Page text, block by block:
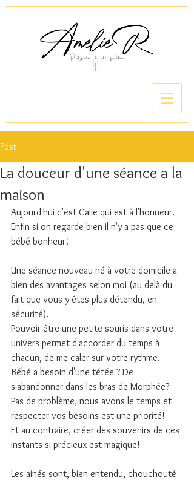
Post
La douceur d'une séance a la
maison
Aujourd'hui c'est Calie qui est à l'honneur.
Enfin si on regarde bien il n'y a pas que ce
bébé bonheur!
Une séance nouveau né à votre domicile a
bien des avantages selon moi (au delà du
fait que vous y êtes plus détendu, en
sécurité).
Pouvoir être une petite souris dans votre
univers permet d'accorder du temps à
chacun, de me caler sur votre rythme.
Bébé a besoin d'une tétée ? De
s'abandonner dans les bras de Morphée?
Pas de problème, nous avons le temps et
respecter vos besoins est une priorité!
Et au contraire, créer des souvenirs de ces
instants si précieux est magique!
Les ainés sont, bien entendu, chouchouté